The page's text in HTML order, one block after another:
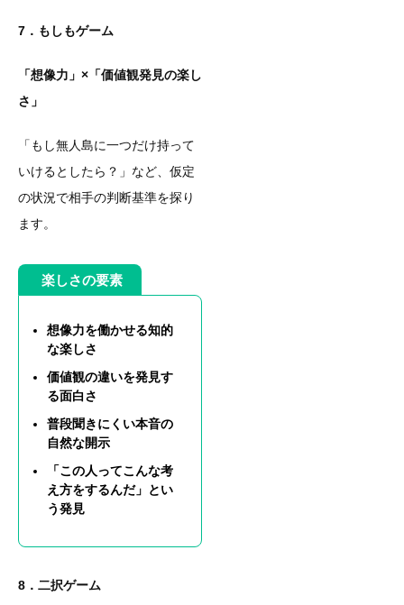
7．もしもゲーム
「想像力」×「価値観発見の楽し
さ」
「もし無人島に一つだけ持って
いけるとしたら？」など、仮定
の状況で相手の判断基準を探り
ます。
楽しさの要素
想像力を働かせる知的
な楽しさ
価値観の違いを発見す
る面白さ
普段聞きにくい本音の
自然な開示
「この人ってこんな考
え方をするんだ」とい
う発見
8．二択ゲーム